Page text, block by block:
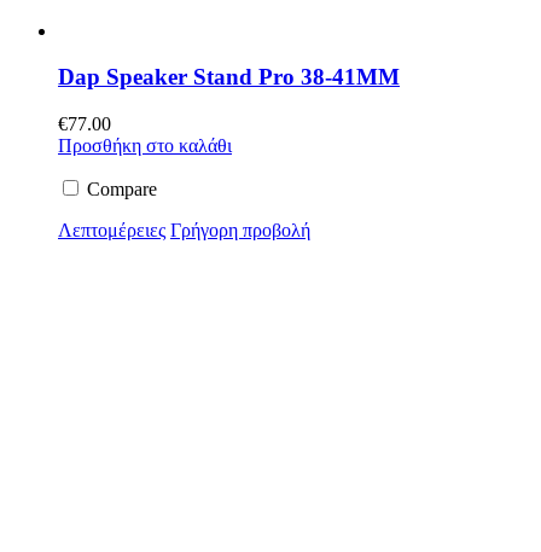
Dap Speaker Stand Pro 38-41MM
€77.00
Προσθήκη στο καλάθι
Compare
Λεπτομέρειες Γρήγορη προβολή